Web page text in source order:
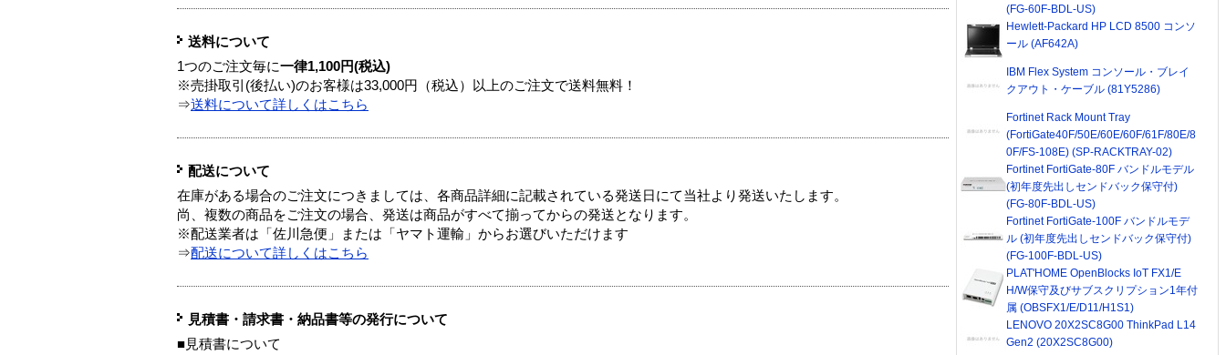
送料について
1つのご注文毎に一律1,100円(税込)
※売掛取引(後払い)のお客様は33,000円（税込）以上のご注文で送料無料！
⇒送料について詳しくはこちら
配送について
在庫がある場合のご注文につきましては、各商品詳細に記載されている発送日にて当社より発送いたします。
尚、複数の商品をご注文の場合、発送は商品がすべて揃ってからの発送となります。
※配送業者は「佐川急便」または「ヤマト運輸」からお選びいただけます
⇒配送について詳しくはこちら
見積書・請求書・納品書等の発行について
■見積書について
(FG-60F-BDL-US)
Hewlett-Packard HP LCD 8500 コンソ
ール (AF642A)
IBM Flex System コンソール・ブレイ
クアウト・ケーブル (81Y5286)
Fortinet Rack Mount Tray
(FortiGate40F/50E/60E/60F/61F/80E/8
0F/FS-108E) (SP-RACKTRAY-02)
Fortinet FortiGate-80F バンドルモデル
(初年度先出しセンドバック保守付)
(FG-80F-BDL-US)
Fortinet FortiGate-100F バンドルモデ
ル (初年度先出しセンドバック保守付)
(FG-100F-BDL-US)
PLAT'HOME OpenBlocks IoT FX1/E
H/W保守及びサブスクリプション1年付
属 (OBSFX1/E/D11/H1S1)
LENOVO 20X2SC8G00 ThinkPad L14
Gen2 (20X2SC8G00)